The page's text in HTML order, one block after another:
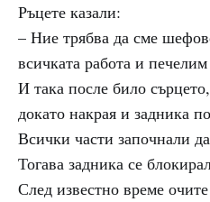
Ръцете казали:
– Ние трябва да сме
всичката работа и
И така после било
докато накрая и задника
Всички части започнали
Тогава задника се
След известно време